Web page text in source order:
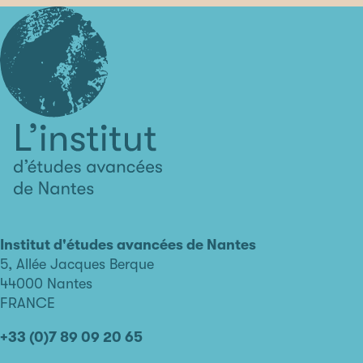
avancées
de
Nantes
Institut d'études avancées de Nantes
5, Allée Jacques Berque
44000 Nantes
FRANCE
+33 (0)7 89 09 20 65